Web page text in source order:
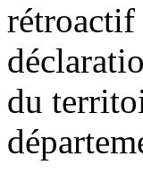
rétroactif
du